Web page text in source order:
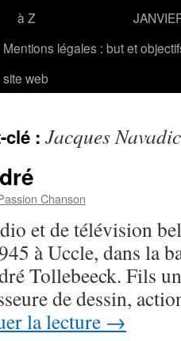
à Z
Mentions légales : but et
site web
: Jacques Navadic
Chanson
et de télévision
à Uccle, dans la
Tollebeeck. Fils
de dessin,
la lecture →